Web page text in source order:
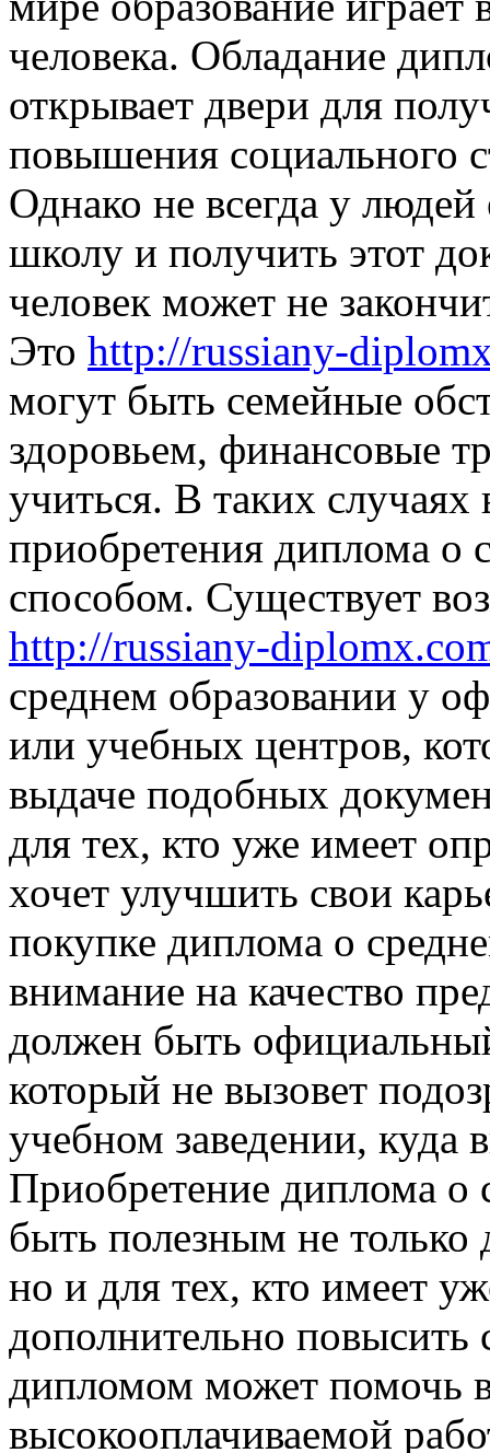
человека. Обладание
открывает двери для
повышения социального
Однако не всегда у
школу и получить этот
человек может не
Это http://russiany-
могут быть семейные
здоровьем, финансовые
учиться. В таких случаях
приобретения диплома о
способом. Существует
http://russiany-
среднем образовании у
или учебных центров,
выдаче подобных
для тех, кто уже имеет
хочет улучшить свои
покупке диплома о
внимание на качество
должен быть
который не вызовет
учебном заведении, куда
Приобретение диплома о
быть полезным не только
но и для тех, кто имеет
дополнительно
дипломом может помочь
высокооплачиваемой